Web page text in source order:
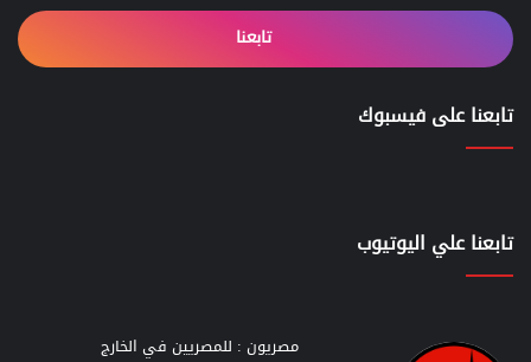
تابعنا
تابعنا على فيسبوك
تابعنا علي اليوتيوب
مصريون : للمصريين في الخارج